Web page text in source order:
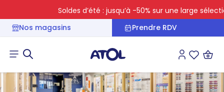
Soldes d’été : jusqu’à -50% sur une large sélection
Nos magasins
Prendre RDV
Connexion